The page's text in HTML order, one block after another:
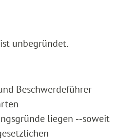
unbegründet.
Beschwerdeführer
liegen ‑‑soweit